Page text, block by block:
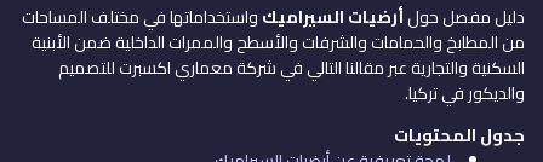
دليل مفصل حولأرضيات السيراميكواستخداماتها في مختلف المساحات
من المطابخ والحمامات والشرفات والأسطح والممرات الداخلية ضمن الأبنية
السكنية والتجارية عبر مقالنا التالي في شركة معماري اكسبرت للتصميم
والديكور في تركيا.
جدول المحتويات